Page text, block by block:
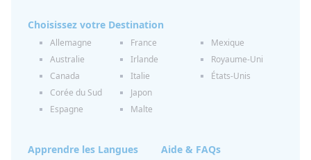
Choisissez votre Destination
Allemagne
Australie
Canada
Corée du Sud
Espagne
France
Irlande
Italie
Japon
Malte
Mexique
Royaume-Uni
États-Unis
Apprendre les Langues Aide & FAQs